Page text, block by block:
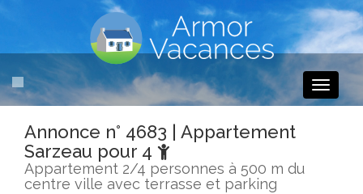
Toggle
Annonce n° 4683 | Appartement
Sarzeau pour 4
Appartement 2/4 personnes à 500 m du
centre ville avec terrasse et parking